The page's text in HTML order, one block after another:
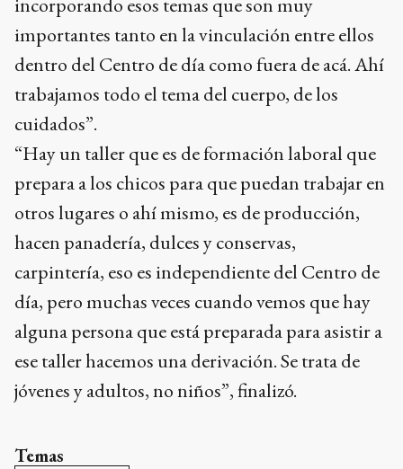
incorporando esos temas que son muy
importantes tanto en la vinculación entre ellos
dentro del Centro de día como fuera de acá. Ahí
trabajamos todo el tema del cuerpo, de los
cuidados”.
“Hay un taller que es de formación laboral que
prepara a los chicos para que puedan trabajar en
otros lugares o ahí mismo, es de producción,
hacen panadería, dulces y conservas,
carpintería, eso es independiente del Centro de
día, pero muchas veces cuando vemos que hay
alguna persona que está preparada para asistir a
ese taller hacemos una derivación. Se trata de
jóvenes y adultos, no niños”, finalizó.
Temas